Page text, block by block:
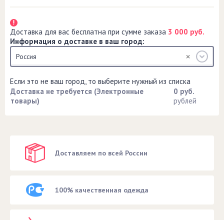
Доставка для вас бесплатна при сумме заказа 3 000 руб.
Информация о доставке в ваш город:
Россия
Если это не ваш город, то выберите нужный из списка
Доставка не требуется (Электронные
товары)
0 руб.
рублей
Доставляем по всей России
100% качественная одежда